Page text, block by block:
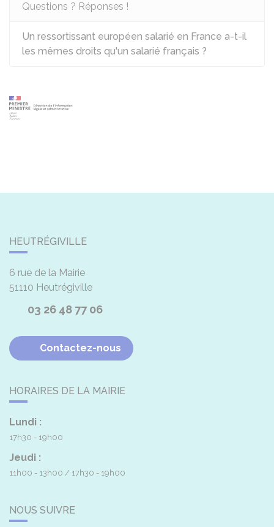
Questions ? Réponses !
Un ressortissant européen salarié en France a-t-il
les mêmes droits qu'un salarié français ?
HEUTRÉGIVILLE
6 rue de la Mairie
51110 Heutrégiville
03 26 48 77 06
Contactez-nous
HORAIRES DE LA MAIRIE
Lundi :
17h30 - 19h00
Jeudi :
11h00 - 13h00 17h30 - 19h00
NOUS SUIVRE